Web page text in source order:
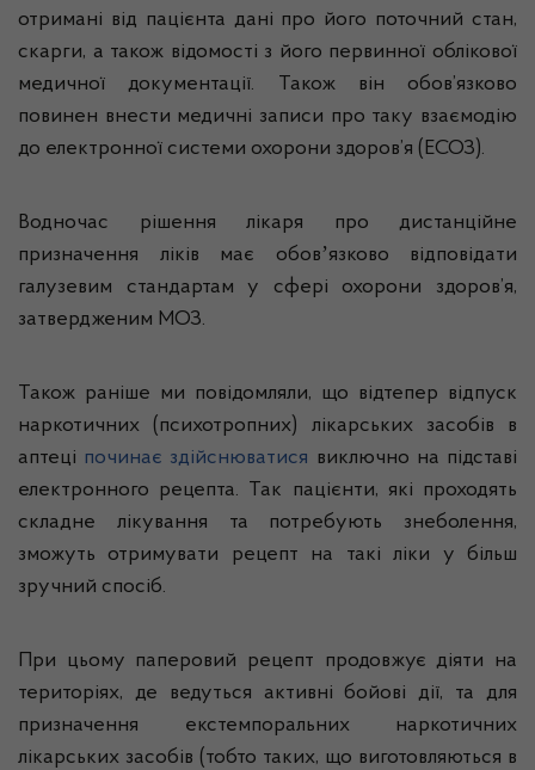
отримані від пацієнта дані про його поточний стан,
скарги, а також відомості з його первинної облікової
медичної документації. Також він обов’язково
повинен внести медичні записи про таку взаємодію
до електронної системи охорони здоров’я (ЕСОЗ).
Водночас рішення лікаря про дистанційне
призначення ліків має обовʼязково відповідати
галузевим стандартам у сфері охорони здоров’я,
затвердженим МОЗ.
Також раніше ми повідомляли, що відтепер відпуск
наркотичних (психотропних) лікарських засобів в
аптеці починає здійснюватися виключно на підставі
електронного рецепта. Так пацієнти, які проходять
складне лікування та потребують знеболення,
зможуть отримувати рецепт на такі ліки у більш
зручний спосіб.
При цьому паперовий рецепт продовжує діяти на
територіях, де ведуться активні бойові дії, та для
призначення екстемпоральних наркотичних
лікарських засобів (тобто таких, що виготовляються в